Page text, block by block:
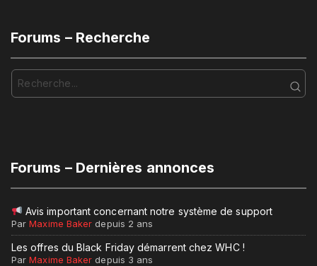
Forums – Recherche
Forums – Dernières annonces
Avis important concernant notre système de support
ParMaxime Baker depuis 2 ans
Les offres du Black Friday démarrent chez WHC !
ParMaxime Baker depuis 3 ans